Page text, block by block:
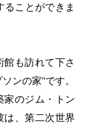
ことができま
も訪れて下さ
ンの家”です。
家のジム・トン
は、第二次世界